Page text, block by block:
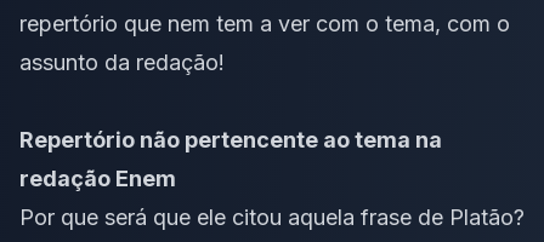
repertório que nem tem a ver com o tema, com o
assunto da redação!
Repertório não pertencente ao tema na
redação Enem
Por que será que ele citou aquela frase de Platão?